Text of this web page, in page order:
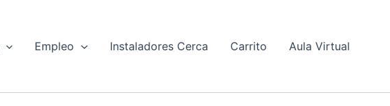
Empleo Instaladores Cerca Carrito Aula Virtual